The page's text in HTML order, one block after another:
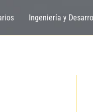
Ingeniería y